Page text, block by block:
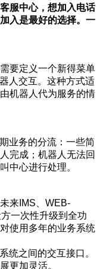
服中心，想加入电话
入是最好的选择。一
要定义一个新得菜单
人交互。这种方式适
机器人代为服务的情
业务的分流：一些简
完成；机器人无法回
中心进行处理。
来IMS、WEB-
一次性升级到全功
使用多年的业务系统
统之间的交互接口。
更加灵活。